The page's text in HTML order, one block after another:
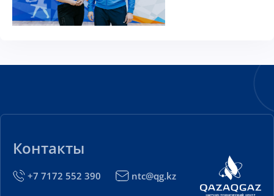
Контакты
+7 7172 552 390 ntc@qg.kz